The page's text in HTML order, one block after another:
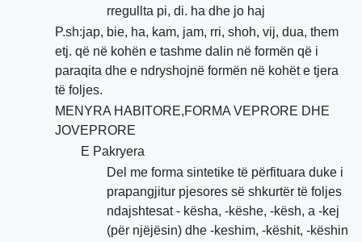
rregullta pi, di. ha dhe jo haj
P.sh:jap, bie, ha, kam, jam, rri, shoh, vij, dua, them
etj. që në kohën e tashme dalin në formën që i
paraqita dhe e ndryshojnë formën në kohët e tjera
të foljes.
MENYRA HABITORE,FORMA VEPRORE DHE
JOVEPRORE
E Pakryera
Del me forma sintetike të përfituara duke i
prapangjitur pjesores së shkurtër të foljes
ndajshtesat - kësha, -këshe, -kësh, a -kej
(për njëjësin) dhe -keshim, -këshit, -këshin